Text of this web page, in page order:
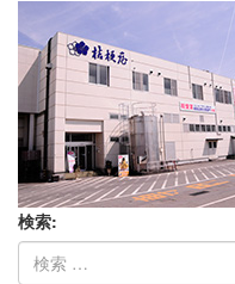
検索: